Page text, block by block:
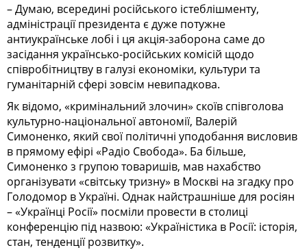
– Думаю, всередині російського істеблішменту,
адміністрації президента є дуже потужне
антиукраїнське лобі і ця акція-заборона саме до
засідання українсько-російських комісій щодо
співробітництву в галузі економіки, культури та
гуманітарній сфері зовсім невипадкова.
Як відомо, «кримінальний злочин» скоїв співголова
культурно-національної автономії, Валерій
Симоненко, який свої політичні уподобання висловив
в прямому ефірі «Радіо Свобода». Ба більше,
Симоненко з групою товаришів, мав нахабство
організувати «світську тризну» в Москві на згадку про
Голодомор в Україні. Однак найстрашніше для росіян
– «Українці Росії» посміли провести в столиці
конференцію під назвою: «Україністика в Росії: історія,
стан, тенденції розвитку».